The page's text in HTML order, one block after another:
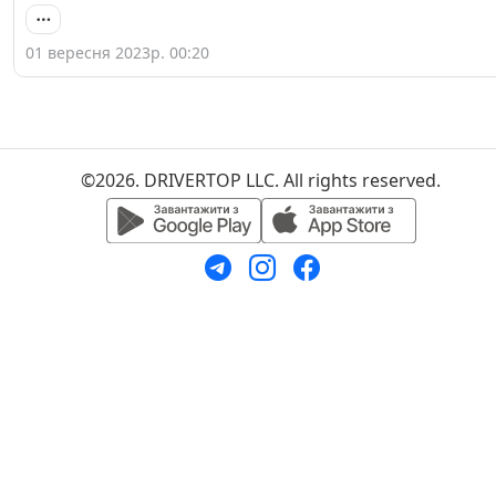
01 вересня 2023р. 00:20
©2026. DRIVERTOP LLC. All rights reserved.